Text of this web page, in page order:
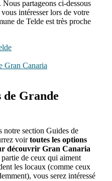
partageons ci-dessous
intéresser lors de votre
de Telde est très proche
Gran Canaria
de Grande
notre section Guides de
voirtoutes les options
découvrir Gran Canaria
de ceux qui aiment
les locaux (comme ceux
vous serez intéressé